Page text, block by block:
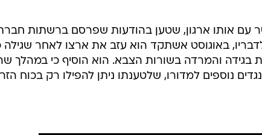
עם אותו ארגון, שטען בהודעות שפרסם ברשתות
באוגוסט אשתקד הוא עזב את ארצו לאחר שגילה
והמרדה בשורות הצבא. הוא הוסיף כי במהלך
נוספים למדורו, שלטענתו ניתן להפילו רק בכוח